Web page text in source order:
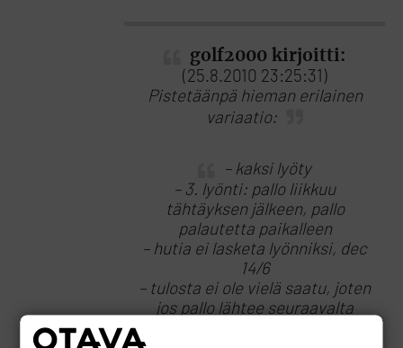
golf2000 kirjoitti:
(25.8.2010 23:25:31)
Pistetäänpä hieman erilainen
variaatio:
– kaksi lyöty
– 3. lyönti: pallo liikkuu
tähtäyksen jälkeen, pallo
palautetta paikalleen
– hutia ei lasketa lyönniksi, dec
14/6
– tulosta ei ole vielä saatu, joten
jos pallo lähtee seuraavalta
tiiltä niin hylsyyn. sääntö 3-2